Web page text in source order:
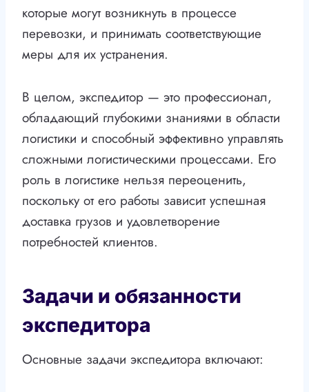
которые могут возникнуть в процессе
перевозки, и принимать соответствующие
меры для их устранения.
В целом, экспедитор — это профессионал,
обладающий глубокими знаниями в области
логистики и способный эффективно управлять
сложными логистическими процессами. Его
роль в логистике нельзя переоценить,
поскольку от его работы зависит успешная
доставка грузов и удовлетворение
потребностей клиентов.
Задачи и обязанности
экспедитора
Основные задачи экспедитора включают: